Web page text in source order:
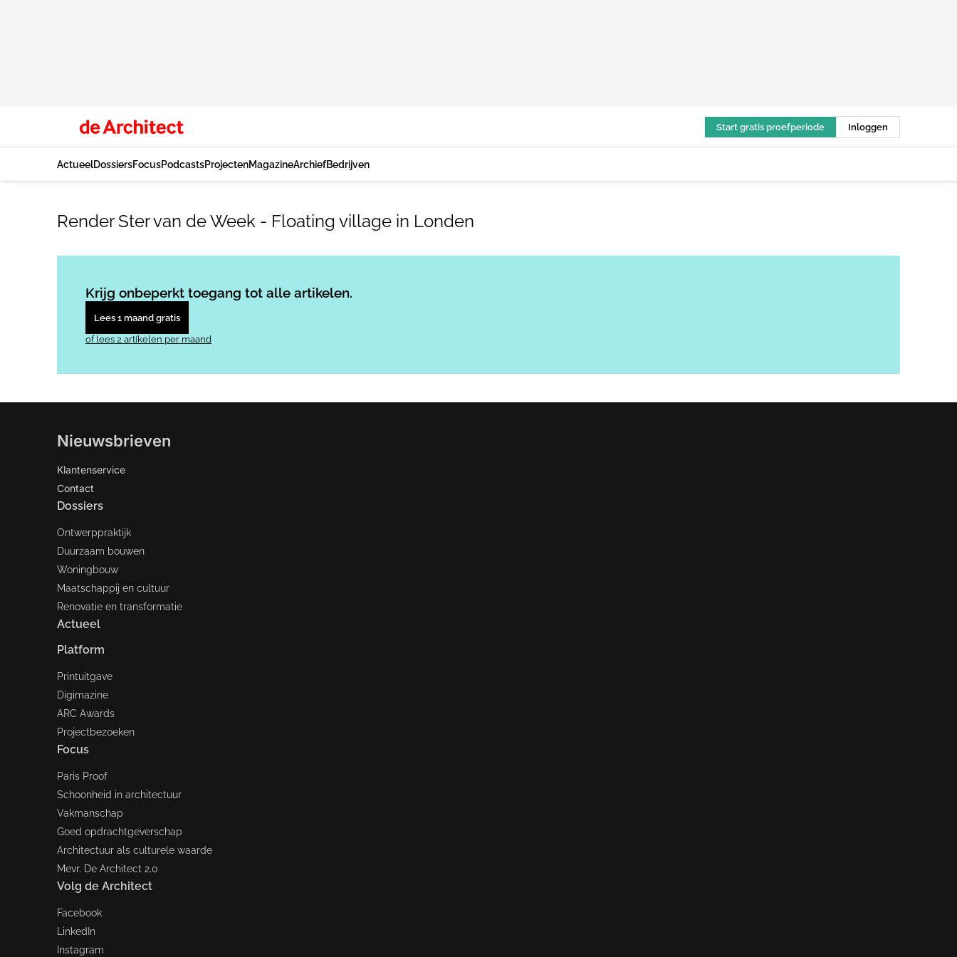
Start gratis proefperiode Inloggen
ActueelDossiersFocusPodcastsProjectenMagazineArchiefBedrijven
Render Ster van de Week - Floating village in Londen
Krijg onbeperkt toegang tot alle artikelen.
Lees 1 maand gratis
of lees 2 artikelen per maand
Nieuwsbrieven
Klantenservice
Contact
Dossiers
Ontwerppraktijk
Duurzaam bouwen
Woningbouw
Maatschappij en cultuur
Renovatie en transformatie
Actueel
Platform
Printuitgave
Digimazine
ARC Awards
Projectbezoeken
Focus
Paris Proof
Schoonheid in architectuur
Vakmanschap
Goed opdrachtgeverschap
Architectuur als culturele waarde
Mevr. De Architect 2.0
Volg de Architect
Facebook
LinkedIn
Instagram